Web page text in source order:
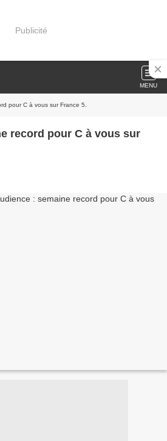
Publicité
MENU
pour C à vous sur France 5.
record pour C à vous sur